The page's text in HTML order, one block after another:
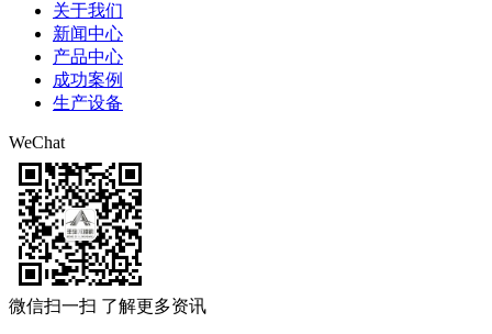
关于我们
新闻中心
产品中心
成功案例
生产设备
WeChat
微信扫一扫 了解更多资讯